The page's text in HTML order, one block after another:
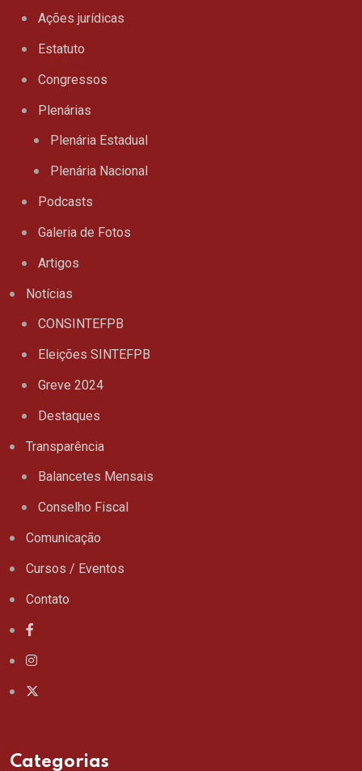
Ações jurídicas
Estatuto
Congressos
Plenárias
Plenária Estadual
Plenária Nacional
Podcasts
Galeria de Fotos
Artigos
Notícias
CONSINTEFPB
Eleições SINTEFPB
Greve 2024
Destaques
Transparência
Balancetes Mensais
Conselho Fiscal
Comunicação
Cursos / Eventos
Contato
Categorias